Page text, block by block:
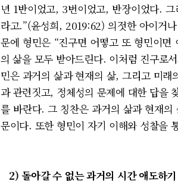
년 1반이었고, 3번이었고, 반장이었다.
라고.”(윤성희, 2019:62) 의젓한 아이거
문에 형민은 “진구면 어떻고 또 형민이
의 삶을 모두 받아드린다. 이처럼 진구로
민은 과거의 삶과 현재의 삶, 그리고 미
과 관련짓고, 정체성의 문제에 대한 답을
를 바란다. 그 칭찬은 과거의 삶과 현재
문이다. 또한 형민이 자기 이해와 성찰을
2) 돌아갈 수 없는 과거의 시간 애도하기